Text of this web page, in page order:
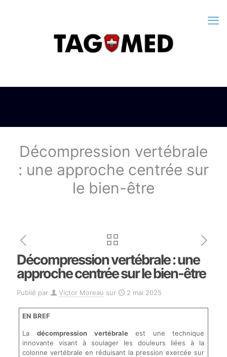
Décompression vertébrale
: une approche centrée sur
le bien-être
Décompression vertébrale : une
approche centrée sur le bien-être
Publié par Victor Moreau sur 2 mai 2025
EN BREF
La décompression vertébraleest une technique
innovante visant à soulager les douleurs liées à la
colonne vertébrale en réduisant la pression exercée sur